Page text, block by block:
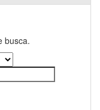
busca.